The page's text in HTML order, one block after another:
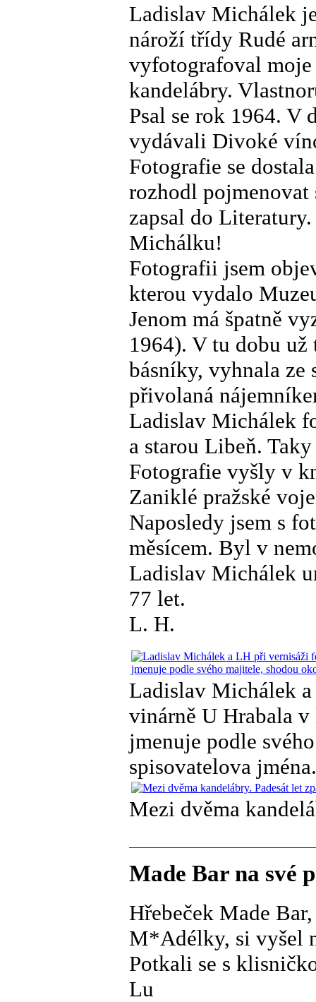
Ladislav Michálek
nároží třídy Rudé
vyfotografoval
kandelábry.
Psal se rok 1964.
vydávali Divoké
Fotografie se
rozhodl
zapsal do
Michálku!
Fotografii jsem
kterou vydalo
Jenom má špatně
1964). V tu dobu už
básníky, vyhnala ze
přivolaná
Ladislav Michálek
a starou Libeň.
Fotografie vyšly v
Zaniklé pražské
Naposledy jsem s
měsícem. Byl v
Ladislav Michálek
77 let.
L. H.
Ladislav Michálek
vinárně U Hrabala
jmenuje podle
spisovatelova jména.
Mezi dvěma
Made Bar na své
Hřebeček Made
M*Adélky, si vyšel
Potkali se s
Lu